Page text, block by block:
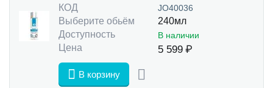
КОД JO40036
Выберите обьём
240мл
Доступность
В наличии
Цена 5 599 ₽
В корзину